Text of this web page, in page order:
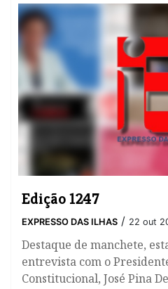
Edição 1247
EXPRESSO DAS ILHAS / 22 out
Destaque de manchete,
entrevista com o
Constitucional, José Pina